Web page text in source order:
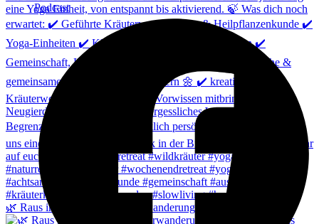
🌿 Raus in die Natur – Kräuterwanderung! Du weißt n
Podcast